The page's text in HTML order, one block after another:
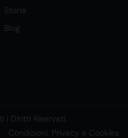
Storia
Blog
i Diritti Riservati.
Condizioni, Privacy e Cookies